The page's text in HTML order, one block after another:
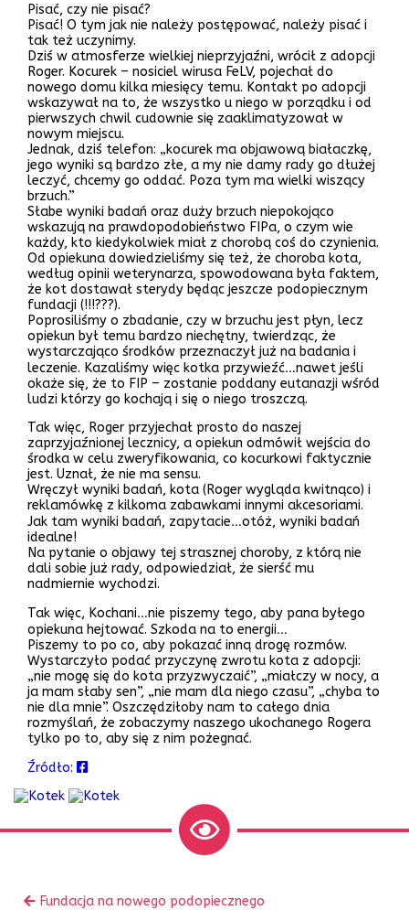
Pisać, czy nie pisać?
Pisać! O tym jak nie należy postępować, należy pisać i
tak też uczynimy.
Dziś w atmosferze wielkiej nieprzyjaźni, wrócił z adopcji
Roger. Kocurek – nosiciel wirusa FeLV, pojechał do
nowego domu kilka miesięcy temu. Kontakt po adopcji
wskazywał na to, że wszystko u niego w porządku i od
pierwszych chwil cudownie się zaaklimatyzował w
nowym miejscu.
Jednak, dziś telefon: „kocurek ma objawową białaczkę,
jego wyniki są bardzo złe, a my nie damy rady go dłużej
leczyć, chcemy go oddać. Poza tym ma wielki wiszący
brzuch.”
Słabe wyniki badań oraz duży brzuch niepokojąco
wskazują na prawdopodobieństwo FIPa, o czym wie
każdy, kto kiedykolwiek miał z chorobą coś do czynienia.
Od opiekuna dowiedzieliśmy się też, że choroba kota,
według opinii weterynarza, spowodowana była faktem,
że kot dostawał sterydy będąc jeszcze podopiecznym
fundacji (!!!???).
Poprosiliśmy o zbadanie, czy w brzuchu jest płyn, lecz
opiekun był temu bardzo niechętny, twierdząc, że
wystarczająco środków przeznaczył już na badania i
leczenie. Kazaliśmy więc kotka przywieźć…nawet jeśli
okaże się, że to FIP – zostanie poddany eutanazji wśród
ludzi którzy go kochają i się o niego troszczą.
Tak więc, Roger przyjechał prosto do naszej
zaprzyjaźnionej lecznicy, a opiekun odmówił wejścia do
środka w celu zweryfikowania, co kocurkowi faktycznie
jest. Uznał, że nie ma sensu.
Wręczył wyniki badań, kota (Roger wygląda kwitnąco) i
reklamówkę z kilkoma zabawkami innymi akcesoriami.
Jak tam wyniki badań, zapytacie…otóż, wyniki badań
idealne!
Na pytanie o objawy tej strasznej choroby, z którą nie
dali sobie już rady, odpowiedział, że sierść mu
nadmiernie wychodzi.
Tak więc, Kochani…nie piszemy tego, aby pana byłego
opiekuna hejtować. Szkoda na to energii…
Piszemy to po co, aby pokazać inną drogę rozmów.
Wystarczyło podać przyczynę zwrotu kota z adopcji:
„nie mogę się do kota przyzwyczaić”, „miałczy w nocy, a
ja mam słaby sen”, „nie mam dla niego czasu”, „chyba to
nie dla mnie”. Oszczędziłoby nam to całego dnia
rozmyślań, że zobaczymy naszego ukochanego Rogera
tylko po to, aby się z nim pożegnać.
Źródło:
Poprzedni
Fundacja na nowego podopiecznego